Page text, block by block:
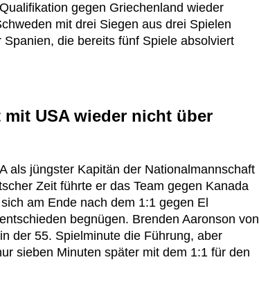
gegen Griechenland wieder
mit drei Siegen aus drei Spielen
die bereits fünf Spiele absolviert
mit USA wieder nicht über
als jüngster Kapitän der Nationalmannschaft
Zeit führte er das Team gegen Kanada
am Ende nach dem 1:1 gegen El
begnügen. Brenden Aaronson von
der 55. Spielminute die Führung, aber
sieben Minuten später mit dem 1:1 für den